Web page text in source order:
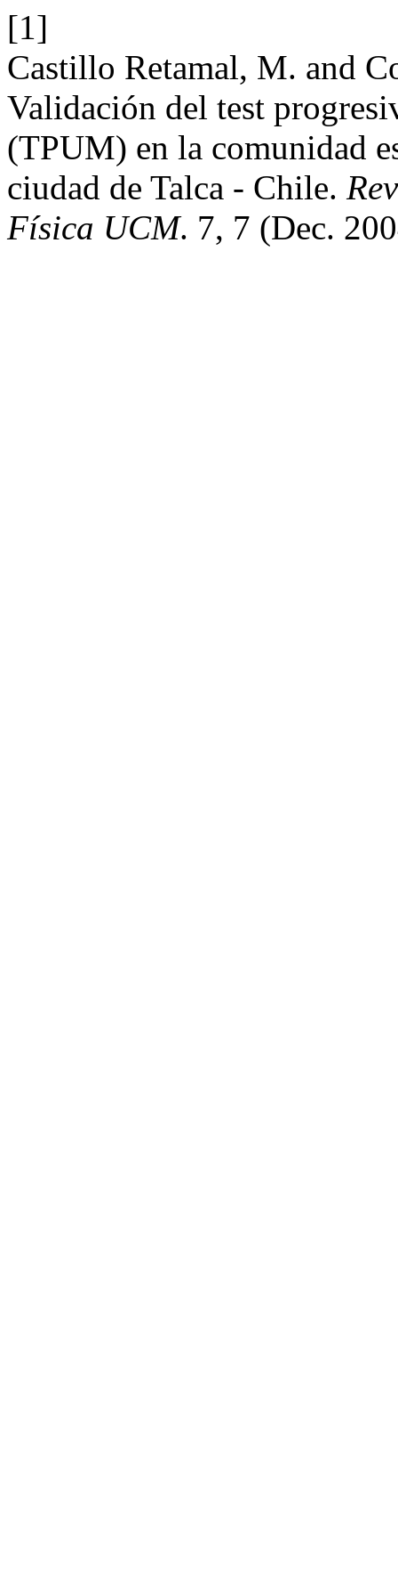
[1]
Castillo Retamal, M. and
Validación del test
(TPUM) en la comunidad
ciudad de Talca - Chile.
Física UCM. 7, 7 (Dec.